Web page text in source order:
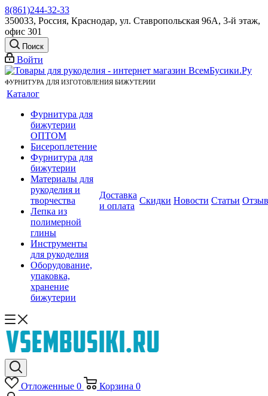
8(861)244-32-33
350033, Россия, Краснодар, ул. Ставропольская 96А, 3-й этаж,
офис 301
Поиск
Войти
ФУРНИТУРА ДЛЯ ИЗГОТОВЛЕНИЯ БИЖУТЕРИИ
Каталог
Фурнитура для
бижутерии
ОПТОМ
Бисероплетение
Фурнитура для
бижутерии
Материалы для
рукоделия и
творчества
Лепка из
полимерной
глины
Инструменты
для рукоделия
Оборудование,
упаковка,
хранение
бижутерии
Доставка
и оплата
Скидки Новости Статьи
Отложенные 0 Корзина 0